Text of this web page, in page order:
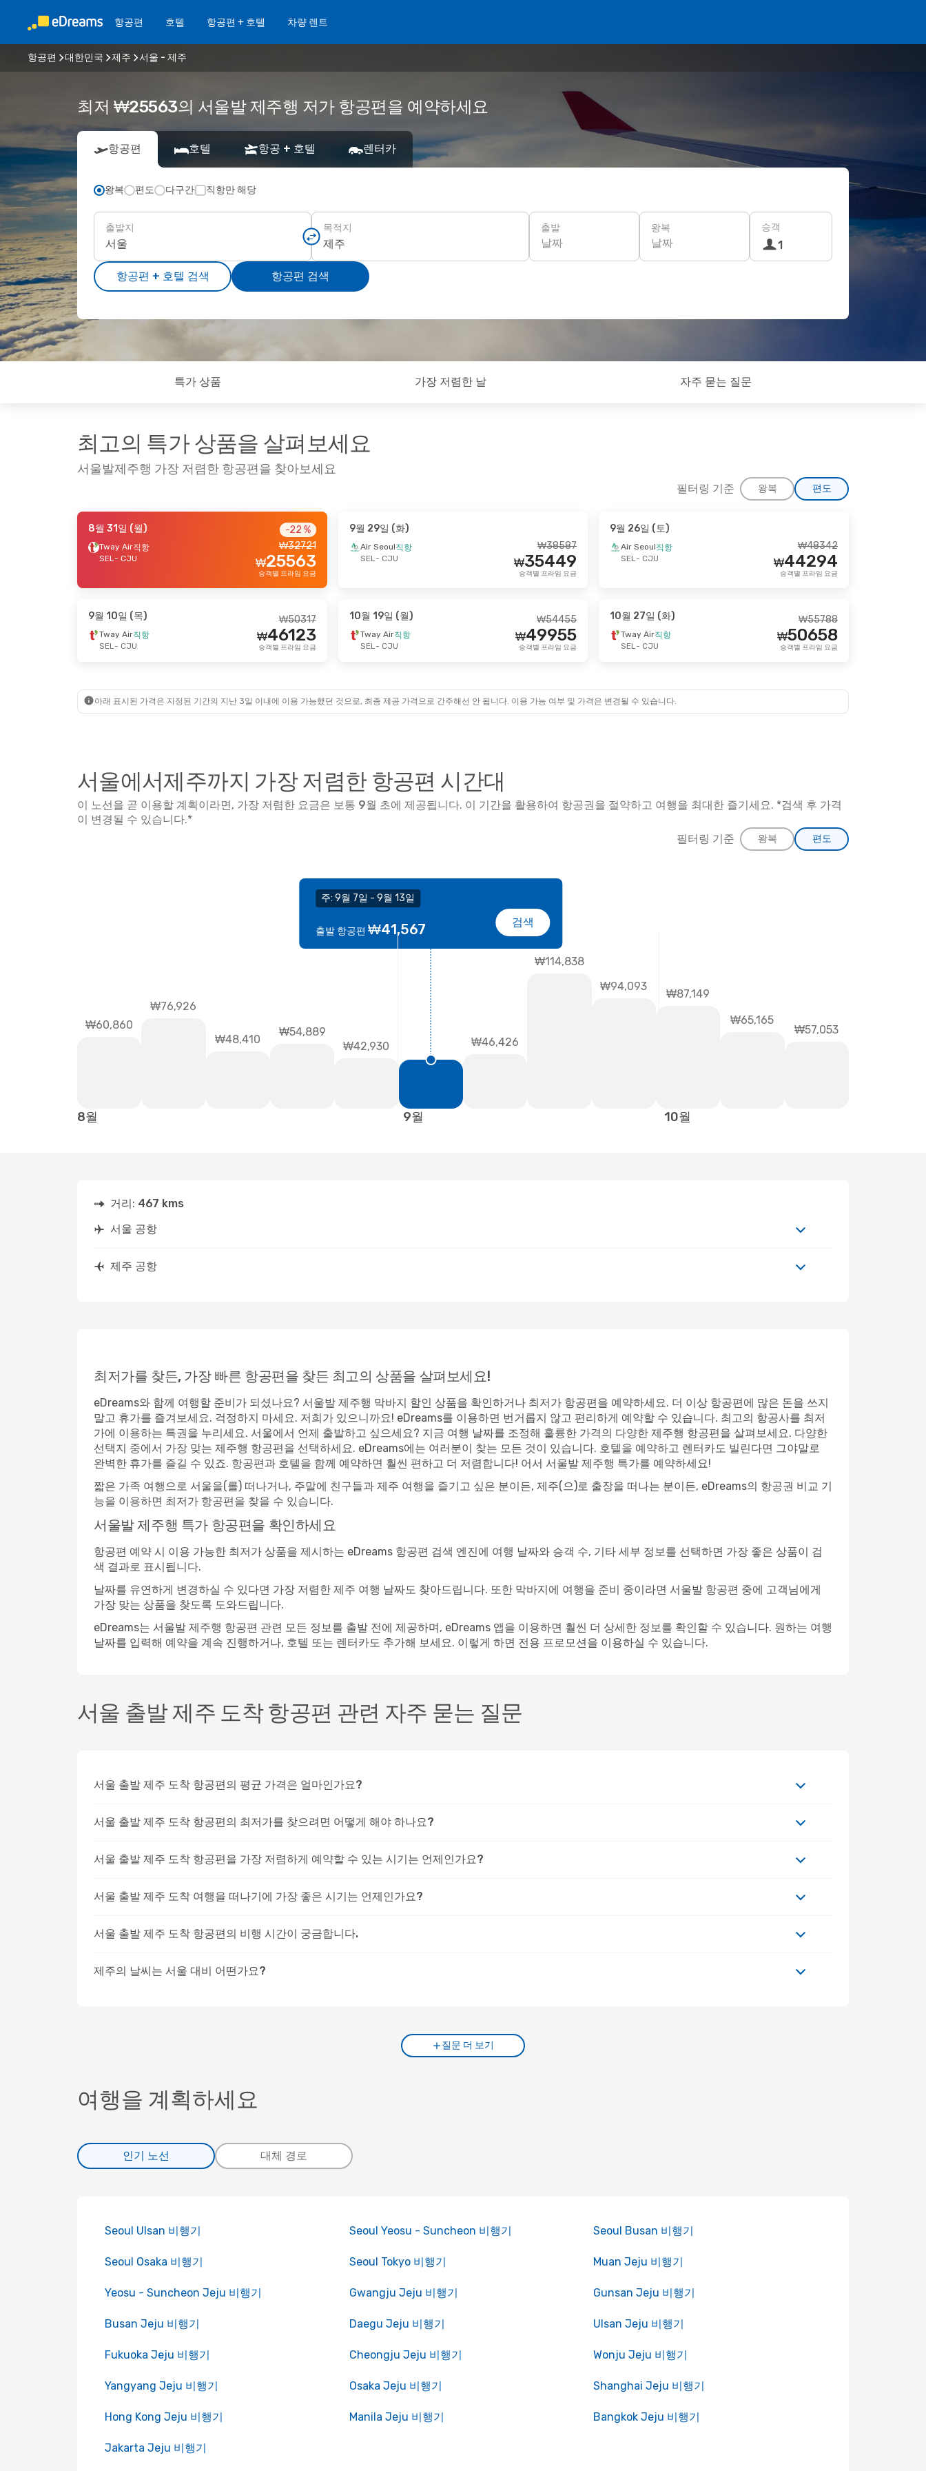
항공편 호텔 항공편 + 호텔 차량 렌트
항공편 대한민국 제주 서울 - 제주
최저 ₩25563의 서울발 제주행 저가 항공편을 예약하세요
항공편 호텔 항공 + 호텔 렌터카
왕복 편도 다구간 직항만 해당
출발지 목적지 출발
날짜
왕복
날짜
승객
1
항공편 + 호텔 검색 항공편 검색
특가 상품 가장 저렴한 날 자주 묻는 질문
최고의 특가 상품을 살펴보세요
서울발제주행 가장 저렴한 항공편을 찾아보세요
필터링 기준 왕복 편도
- 9월 3일 (목) 9월 14일 (월)
Air Seoul
SEL- CJU
Air Seoul
CJU- SEL
9월 16일 (수)
Tway Air
SEL- CJU
Air Seoul
- 9월 30일 (수) 10월 20일 (화) - 10월 22일 (목)
Tway Air
10월 26일 (월) - 10월 27일 (화)
Tway Air
8월 31일 (월)
Tway Air직항
SEL- CJU
-22 %
32721
₩
25563
₩
승객별 프라임 요금
9월 29일 (화)
Air Seoul직항
SEL- CJU
38587
₩
35449
₩
승객별 프라임 요금
9월 26일 (토)
Air Seoul직항
SEL- CJU
48342
₩
44294
₩
승객별 프라임 요금
9월 10일 (목)
Tway Air직항
SEL- CJU
50317
₩
46123
₩
승객별 프라임 요금
10월 19일 (월)
Tway Air직항
SEL- CJU
54455
₩
49955
₩
승객별 프라임 요금
10월 27일 (화)
Tway Air직항
SEL- CJU
55788
₩
50658
₩
승객별 프라임 요금
아래 표시된 가격은 지정된 기간의 지난 3일 이내에 이용 가능했던 것으로, 최종 제공 가격으로 간주해선 안 됩니다. 이용 가능 여부 및 가격은 변경될 수 있습니다.
서울에서제주까지 가장 저렴한 항공편 시간대
이 노선을 곧 이용할 계획이라면, 가장 저렴한 요금은 보통 9월 초에 제공됩니다. 이 기간을 활용하여 항공권을 절약하고 여행을 최대한 즐기세요. *검색 후 가격
이 변경될 수 있습니다.*
필터링 기준
왕복 편도
주: 9월 7일 - 9월 13일
출발 항공편₩41,567 검색
₩60,860
₩76,926
₩48,410
₩54,889
₩42,930
₩46,426
₩114,838
₩94,093
₩87,149
₩65,165
₩57,053
8월 9월 10월
거리: 467 kms
서울 공항
제주 공항
최저가를 찾든, 가장 빠른 항공편을 찾든 최고의 상품을 살펴보세요!
eDreams와 함께 여행할 준비가 되셨나요? 서울발 제주행 막바지 할인 상품을 확인하거나 최저가 항공편을 예약하세요. 더 이상 항공편에 많은 돈을 쓰지
말고 휴가를 즐겨보세요. 걱정하지 마세요. 저희가 있으니까요! eDreams를 이용하면 번거롭지 않고 편리하게 예약할 수 있습니다. 최고의 항공사를 최저
가에 이용하는 특권을 누리세요. 서울에서 언제 출발하고 싶으세요? 지금 여행 날짜를 조정해 훌륭한 가격의 다양한 제주행 항공편을 살펴보세요. 다양한
선택지 중에서 가장 맞는 제주행 항공편을 선택하세요. eDreams에는 여러분이 찾는 모든 것이 있습니다. 호텔을 예약하고 렌터카도 빌린다면 그야말로
완벽한 휴가를 즐길 수 있죠. 항공편과 호텔을 함께 예약하면 훨씬 편하고 더 저렴합니다! 어서 서울발 제주행 특가를 예약하세요!
짧은 가족 여행으로 서울을(를) 떠나거나, 주말에 친구들과 제주 여행을 즐기고 싶은 분이든, 제주(으)로 출장을 떠나는 분이든, eDreams의 항공권 비교 기
능을 이용하면 최저가 항공편을 찾을 수 있습니다.
서울발 제주행 특가 항공편을 확인하세요
항공편 예약 시 이용 가능한 최저가 상품을 제시하는 eDreams 항공편 검색 엔진에 여행 날짜와 승객 수, 기타 세부 정보를 선택하면 가장 좋은 상품이 검
색 결과로 표시됩니다.
날짜를 유연하게 변경하실 수 있다면 가장 저렴한 제주 여행 날짜도 찾아드립니다. 또한 막바지에 여행을 준비 중이라면 서울발 항공편 중에 고객님에게
가장 맞는 상품을 찾도록 도와드립니다.
eDreams는 서울발 제주행 항공편 관련 모든 정보를 출발 전에 제공하며, eDreams 앱을 이용하면 훨씬 더 상세한 정보를 확인할 수 있습니다. 원하는 여행
날짜를 입력해 예약을 계속 진행하거나, 호텔 또는 렌터카도 추가해 보세요. 이렇게 하면 전용 프로모션을 이용하실 수 있습니다.
서울 출발 제주 도착 항공편 관련 자주 묻는 질문
서울 출발 제주 도착 항공편의 평균 가격은 얼마인가요?
서울 출발 제주 도착 항공편의 최저가를 찾으려면 어떻게 해야 하나요?
서울 출발 제주 도착 항공편을 가장 저렴하게 예약할 수 있는 시기는 언제인가요?
서울 출발 제주 도착 여행을 떠나기에 가장 좋은 시기는 언제인가요?
서울 출발 제주 도착 항공편의 비행 시간이 궁금합니다.
제주의 날씨는 서울 대비 어떤가요?
질문 더 보기
여행을 계획하세요
인기 노선 대체 경로
Seoul Ulsan 비행기 Seoul Yeosu - Suncheon 비행기 Seoul Busan 비행기
Seoul Osaka 비행기 Seoul Tokyo 비행기 Muan Jeju 비행기
Yeosu - Suncheon Jeju 비행기 Gwangju Jeju 비행기 Gunsan Jeju 비행기
Busan Jeju 비행기 Daegu Jeju 비행기 Ulsan Jeju 비행기
Fukuoka Jeju 비행기 Cheongju Jeju 비행기 Wonju Jeju 비행기
Yangyang Jeju 비행기 Osaka Jeju 비행기 Shanghai Jeju 비행기
Hong Kong Jeju 비행기 Manila Jeju 비행기 Bangkok Jeju 비행기
Jakarta Jeju 비행기